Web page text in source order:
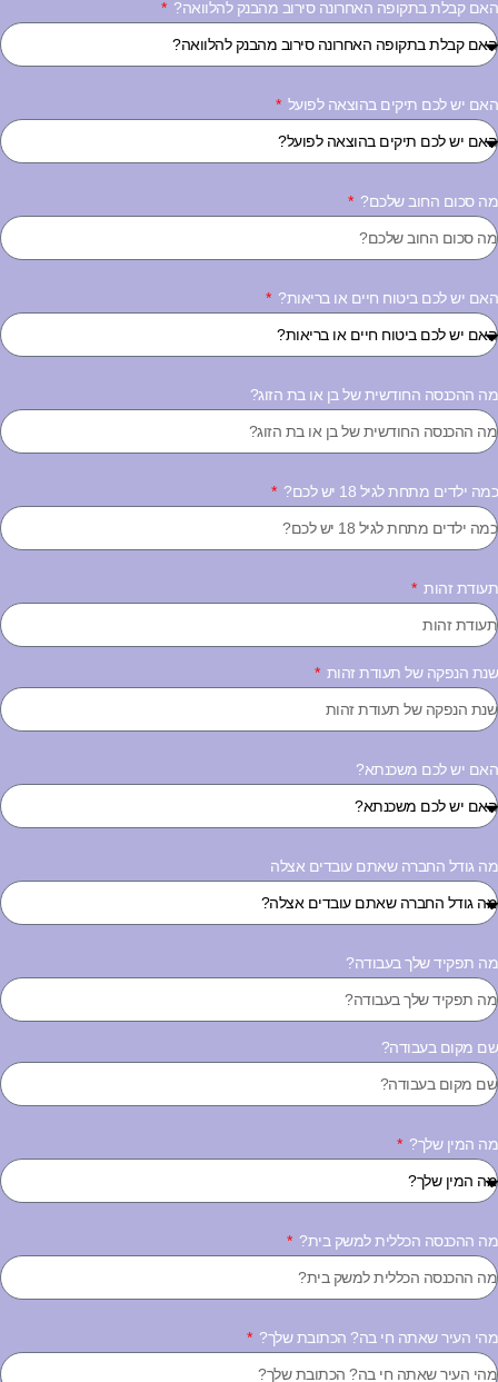
קבלת בתקופה האחרונה סירוב מהבנק להלוואה?
יש לכם תיקים בהוצאה לפועל
סכום החוב שלכם?
יש לכם ביטוח חיים או בריאות?
ההכנסה החודשית של בן או בת הזוג?
ילדים מתחת לגיל 18 יש לכם?
זהות
הנפקה של תעודת זהות
יש לכם משכנתא?
גודל החברה שאתם עובדים אצלה
תפקיד שלך בעבודה?
מקום בעבודה?
המין שלך?
ההכנסה הכללית למשק בית?
העיר שאתה חי בה? הכתובת שלך?